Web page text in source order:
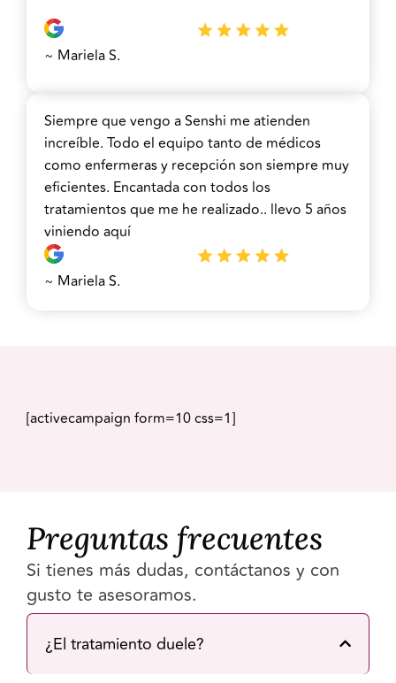
~ Mariela S.
Siempre que vengo a Senshi me atienden
increíble. Todo el equipo tanto de médicos
como enfermeras y recepción son siempre muy
eficientes. Encantada con todos los
tratamientos que me he realizado.. llevo 5 años
viniendo aquí
~ Mariela S.
[activecampaign form=10 css=1]
Preguntas frecuentes
Si tienes más dudas, contáctanos y con
gusto te asesoramos.
¿El tratamiento duele?